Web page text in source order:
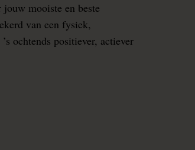
mooiste en beste
van een fysiek,
ochtends positiever, actiever